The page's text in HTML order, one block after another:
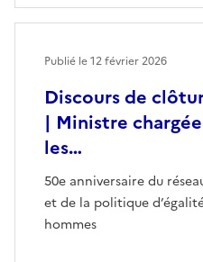
Discours de
| Ministre
les…
50e anniversaire du
et de la politique
hommes
Publié le12 février 2026